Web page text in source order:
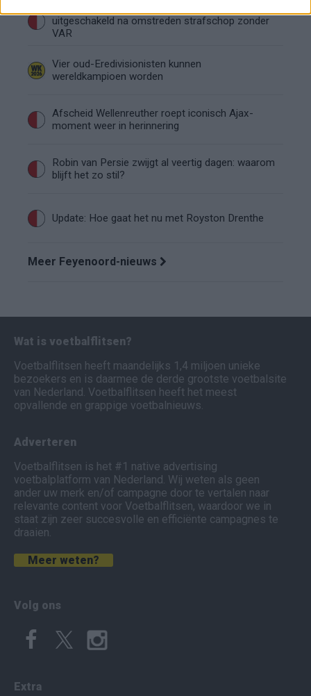
uitgeschakeld na omstreden strafschop zonder
VAR
Vier oud-Eredivisionisten kunnen
wereldkampioen worden
Afscheid Wellenreuther roept iconisch Ajax-
moment weer in herinnering
Robin van Persie zwijgt al veertig dagen: waarom
blijft het zo stil?
Update: Hoe gaat het nu met Royston Drenthe
Meer Feyenoord-nieuws
Wat is voetbalflitsen?
Voetbalflitsen heeft maandelijks 1,4 miljoen unieke
bezoekers en is daarmee de derde grootste voetbalsite
van Nederland. Voetbalflitsen heeft het meest
opvallende en grappige voetbalnieuws.
Adverteren
Voetbalflitsen is het #1 native advertising
voetbalplatform van Nederland. Wij weten als geen
ander uw merk en/of campagne door te vertalen naar
relevante content voor Voetbalflitsen, waardoor we in
staat zijn zeer succesvolle en efficiënte campagnes te
draaien.
Meer weten?
Volg ons
Extra